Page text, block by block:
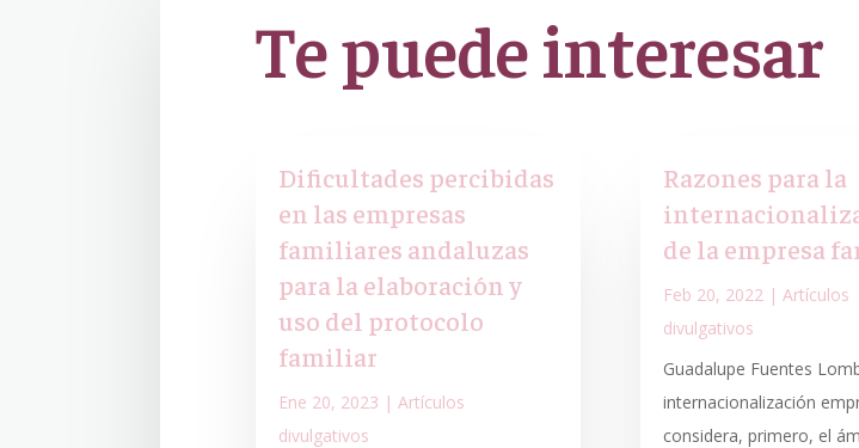
Te puede interesar
Dificultades percibidas
en las empresas
familiares andaluzas
para la elaboración y
uso del protocolo
familiar
Ene 20, 2023 |Artículos
divulgativos
Razones para la
de la empresa
Feb 20, 2022 | Artículos
divulgativos
Guadalupe Fuentes
internacionalización
considera, primero, el